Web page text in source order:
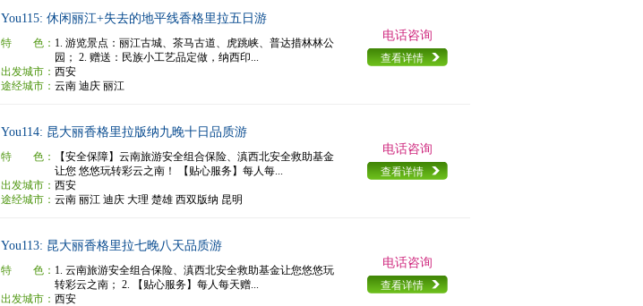
You115: 休闲丽江+失去的地平线香格里拉五日游
特 色： 1. 游览景点：丽江古城、茶马古道、虎跳峡、普达措林林公
园； 2. 赠送：民族小工艺品定做，纳西印...
出发城市： 西安
途经城市： 云南 迪庆 丽江
电话咨询
查看详情
You114: 昆大丽香格里拉版纳九晚十日品质游
特 色：
【安全保障】云南旅游安全组合保险、滇西北安全救助基金
让您 悠悠玩转彩云之南！ 【贴心服务】每人每...
出发城市： 西安
途经城市： 云南 丽江 迪庆 大理 楚雄 西双版纳 昆明
电话咨询
查看详情
You113: 昆大丽香格里拉七晚八天品质游
特 色： 1. 云南旅游安全组合保险、滇西北安全救助基金让您悠悠玩
转彩云之南； 2. 【贴心服务】每人每天赠...
出发城市： 西安
电话咨询
查看详情